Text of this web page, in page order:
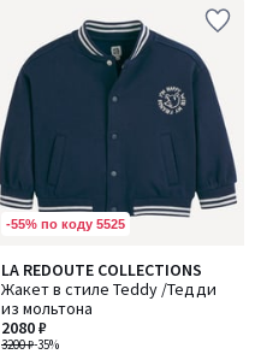
-55% по коду 5525
LA REDOUTE COLLECTIONS
Жакет в стиле Teddy /Тедди
из мольтона
3200 ₽-35%
2080 ₽